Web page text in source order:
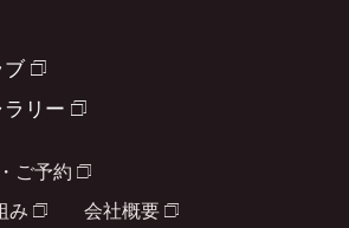
ブ
リー
ご予約
み
会社概要